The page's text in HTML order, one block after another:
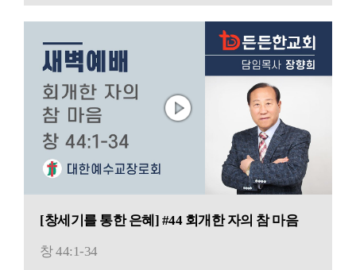
[창세기를 통한 은혜] #44 회개한 자의 참 마음
창 44:1-34